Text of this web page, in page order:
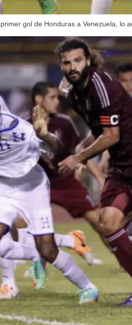
gol de Honduras a Venezuela, lo